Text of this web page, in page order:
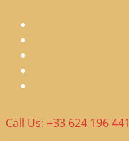
content
Call Us: +33 624 196 441